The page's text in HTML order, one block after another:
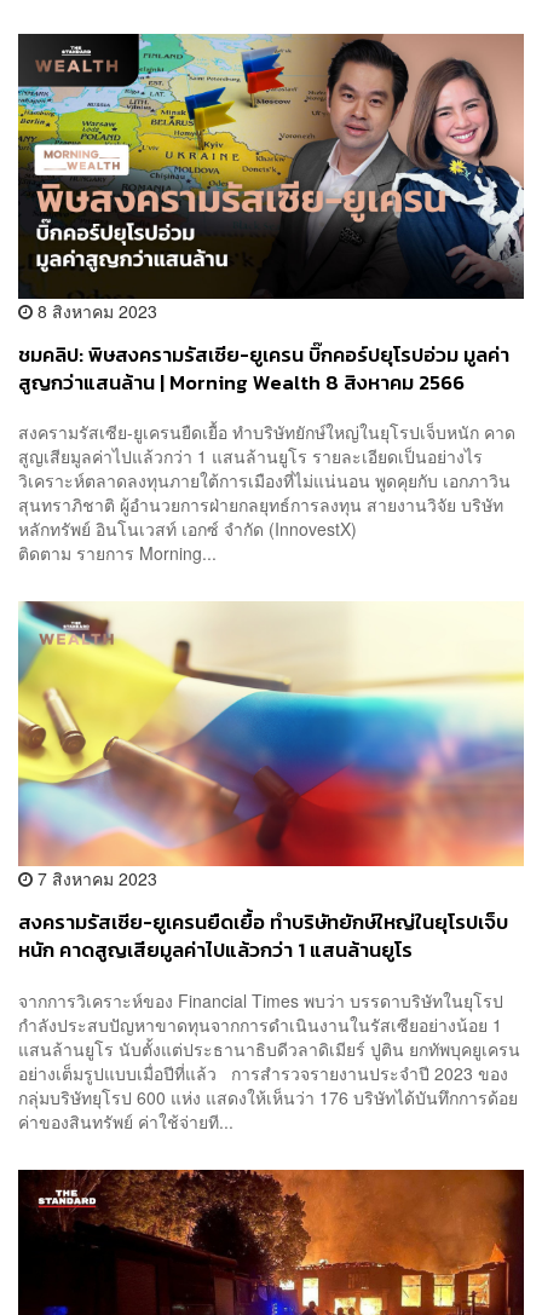
8 สิงหาคม 2023
ชมคลิป: พิษสงครามรัสเซีย-ยูเครน บิ๊กคอร์ปยุโรปอ่วม มูลค่า
สูญกว่าแสนล้าน | Morning Wealth 8 สิงหาคม 2566
สงครามรัสเซีย-ยูเครนยืดเยื้อ ทำบริษัทยักษ์ใหญ่ในยุโรปเจ็บหนัก คาด
สูญเสียมูลค่าไปแล้วกว่า 1 แสนล้านยูโร รายละเอียดเป็นอย่างไร
วิเคราะห์ตลาดลงทุนภายใต้การเมืองที่ไม่แน่นอน พูดคุยกับ เอกภาวิน
สุนทราภิชาติ ผู้อำนวยการฝ่ายกลยุทธ์การลงทุน สายงานวิจัย บริษัท
หลักทรัพย์ อินโนเวสท์ เอกซ์ จำกัด (InnovestX)
ติดตาม รายการ Morning...
7 สิงหาคม 2023
สงครามรัสเซีย-ยูเครนยืดเยื้อ ทำบริษัทยักษ์ใหญ่ในยุโรปเจ็บ
หนัก คาดสูญเสียมูลค่าไปแล้วกว่า 1 แสนล้านยูโร
จากการวิเคราะห์ของ Financial Times พบว่า บรรดาบริษัทในยุโรป
กำลังประสบปัญหาขาดทุนจากการดำเนินงานในรัสเซียอย่างน้อย 1
แสนล้านยูโร นับตั้งแต่ประธานาธิบดีวลาดิเมียร์ ปูติน ยกทัพบุคยูเครน
อย่างเต็มรูปแบบเมื่อปีที่แล้ว การสำรวจรายงานประจำปี 2023 ของ
กลุ่มบริษัทยุโรป 600 แห่ง แสดงให้เห็นว่า 176 บริษัทได้บันทึกการด้อย
ค่าของสินทรัพย์ ค่าใช้จ่ายที...